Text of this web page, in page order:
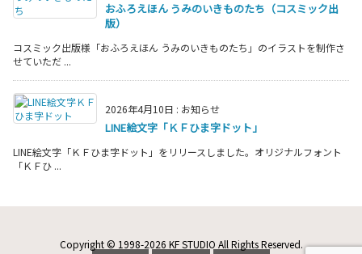
おふろえほん うみのいきものたち（コスミック出
版）
コスミック出版様「おふろえほん うみのいきものたち」のイラストを制作さ
せていただ ...
2026年4月10日 : お知らせ
LINE絵文字「ＫＦひま字ドット」
LINE絵文字「ＫＦひま字ドット」をリリースしました。オリジナルフォント
「ＫＦひ ...
Copyright © 1998-2026 KF STUDIO All Rights Reserved.